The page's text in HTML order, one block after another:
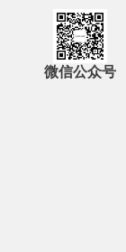
微信公众号